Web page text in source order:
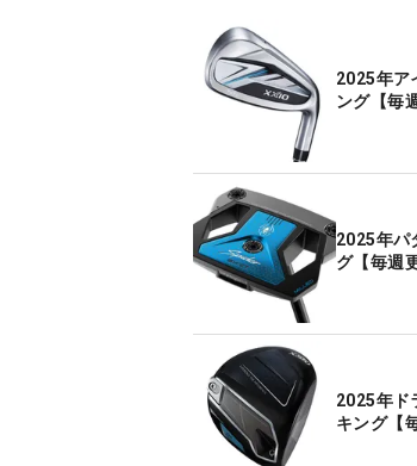
2025年ア
ング【毎
2025年パ
グ【毎週
2025年ド
キング【